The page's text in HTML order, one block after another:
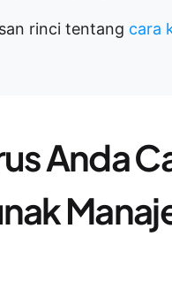
rinci tentang cara
Anda